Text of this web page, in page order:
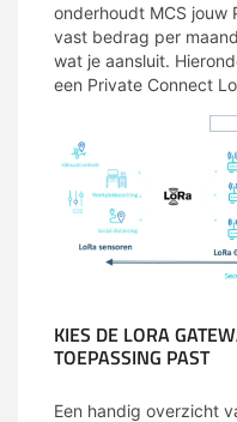
onderhoudt MCS jouw
vast bedrag per
wat je aansluit.
een Private Connect
KIES DE LORA
TOEPASSING PAST
Een handig overzicht